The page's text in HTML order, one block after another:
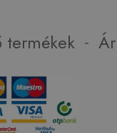
termékek -